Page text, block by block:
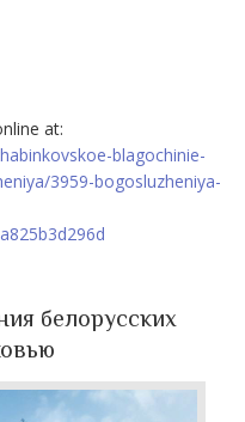
at:
blagochinie-
3959-bogosluzheniya-
белорусских